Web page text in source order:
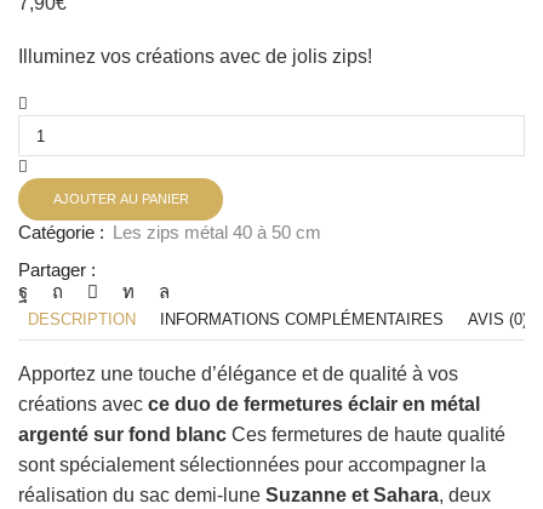
Illuminez vos créations avec de jolis zips!
AJOUTER AU PANIER
Catégorie :
Les zips métal 40 à 50 cm
Partager :
DESCRIPTION INFORMATIONS COMPLÉMENTAIRES AVIS (0)
Apportez une touche d’élégance et de qualité à vos
créations avec ce duo de fermetures éclair en métal
argenté sur fond blanc Ces fermetures de haute qualité
sont spécialement sélectionnées pour accompagner la
réalisation du sac demi-lune Suzanne et Sahara, deux